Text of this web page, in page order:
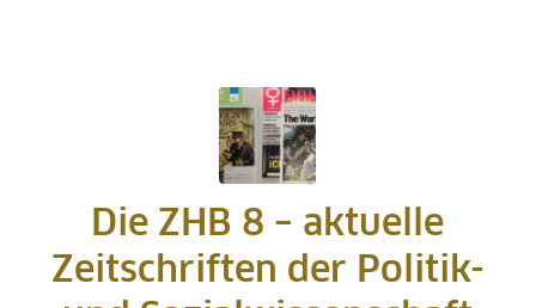
Die ZHB 8 – aktuelle
Zeitschriften der Politik-